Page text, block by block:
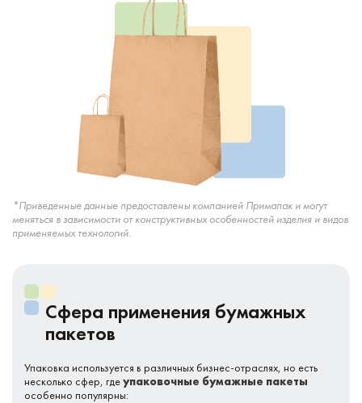
*Приведенные данные предоставлены компанией Примапак и могут
меняться в зависимости от конструктивных особенностей изделия и видов
применяемых технологий.
Сфера применения бумажных
пакетов
Упаковка используется в различных бизнес-отраслях, но есть
несколько сфер, гдеупаковочные бумажные пакеты
особенно популярны: